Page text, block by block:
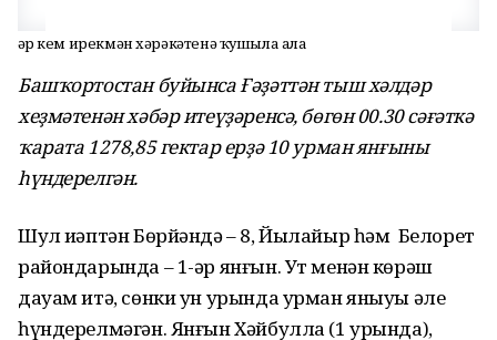
Һәр кем ирекмән хәрәкәтенә ҡушыла ала
Башҡортостан буйынса Ғәҙәттән тыш хәлдәр
хеҙмәтенән хәбәр итеүҙәренсә, бөгөн 00.30 сәғәткә
ҡарата 1278,85 гектар ерҙә 10 урман янғыны
һүндерелгән.
Шул иҫәптән Бөрйәндә – 8, Йылайыр һәм Белорет
райондарында – 1-әр янғын. Ут менән көрәш
дауам итә, сөнки ун урында урман яныуы әле
һүндерелмәгән. Янғын Хәйбулла (1 урында),